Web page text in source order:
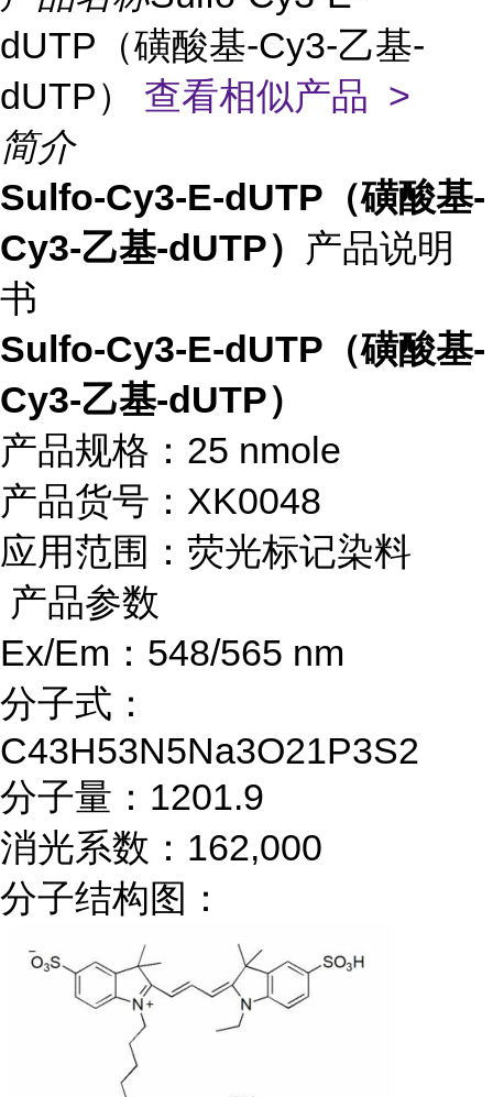
dUTP（磺酸基-Cy3-乙基-
dUTP） 查看相似产品 >
简介
Sulfo-Cy3-E-dUTP（磺酸基-
Cy3-乙基-dUTP） 产品说明
书
Sulfo-Cy3-E-dUTP（磺酸基-
Cy3-乙基-dUTP）
产品规格：25 nmole
产品货号：XK0048
应用范围：荧光标记染料
产品参数
Ex/Em：548/565 nm
分子式：
C43H53N5Na3O21P3S2
分子量：1201.9
消光系数：162,000
分子结构图：